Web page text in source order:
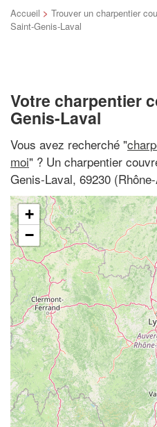
Accueil > Trouver un charpentier
Saint-Genis-Laval
Votre charpentier
Genis-Laval
Vous avez recherché "
moi" ? Un charpentier
Genis-Laval, 69230
+
−